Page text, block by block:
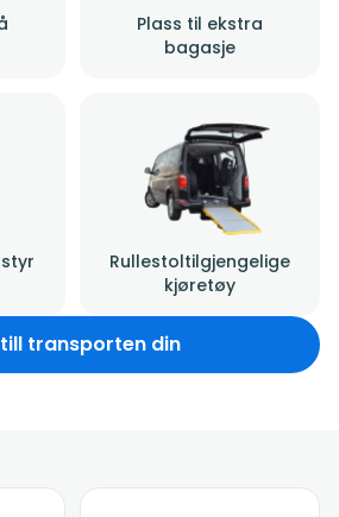
Plass til ekstra
bagasje
Rullestoltilgjengelige
kjøretøy
transporten din